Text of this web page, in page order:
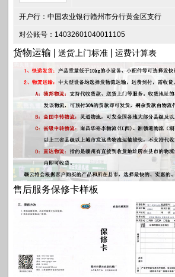
开户行：中国农业银行赣州市分行黄金区支行
对公账号：14032601040011105
货物运输 |送货上门标准 |运费计算表
售后服务保修卡样板